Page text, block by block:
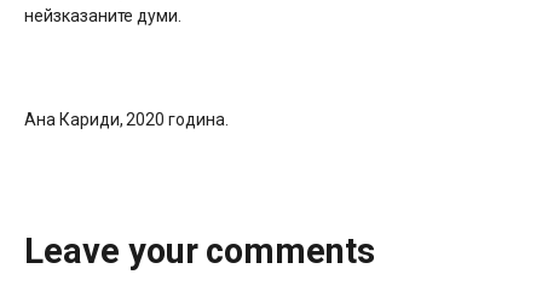
нейзказаните думи.
Ана Кариди, 2020 година.
Leave your comments